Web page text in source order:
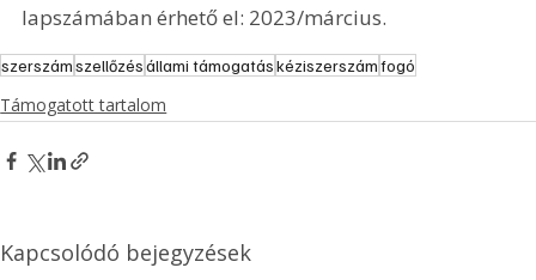
lapszámában érhető el: 2023/március.
szerszámszellőzésállami támogatáskéziszerszámfogó
Támogatott tartalom
Kapcsolódó bejegyzések